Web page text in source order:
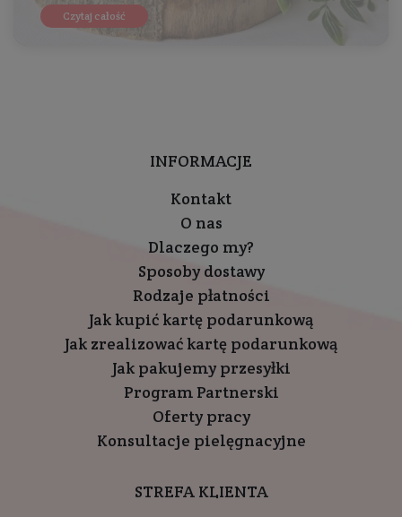
Czytaj całość
INFORMACJE
Kontakt
O nas
Dlaczego my?
Sposoby dostawy
Rodzaje płatności
Jak kupić kartę podarunkową
Jak zrealizować kartę podarunkową
Jak pakujemy przesyłki
Program Partnerski
Oferty pracy
Konsultacje pielęgnacyjne
STREFA KLIENTA